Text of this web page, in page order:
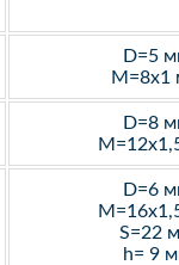
D=5
M=8х1
D=8
D=6
S=22
h= 9